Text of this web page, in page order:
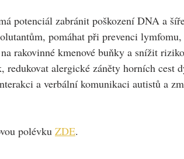
potenciál zabránit poškození DNA a
pomáhat při prevenci
rakovinné kmenové buňky a snížit
alergické záněty horních cest
a verbální komunikaci autistů a
polévku ZDE.